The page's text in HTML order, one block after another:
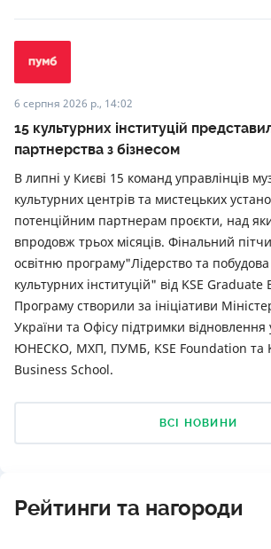
6 серпня 2026 р., 14:02
15 культурних інституцій
партнерства з бізнесом
В липні у Києві 15 команд управлінців
культурних центрів та мистецьких
потенційним партнерам проєкти, над
впродовж трьох місяців. Фінальний
освітню програму"Лідерство та
культурних інституцій" від KSE
Програму створили за ініціативи
України та Офісу підтримки відновлення
ЮНЕСКО, МХП, ПУМБ, KSE Foundation та
Business School.
ВСІ НОВИНИ
Рейтинги та нагороди